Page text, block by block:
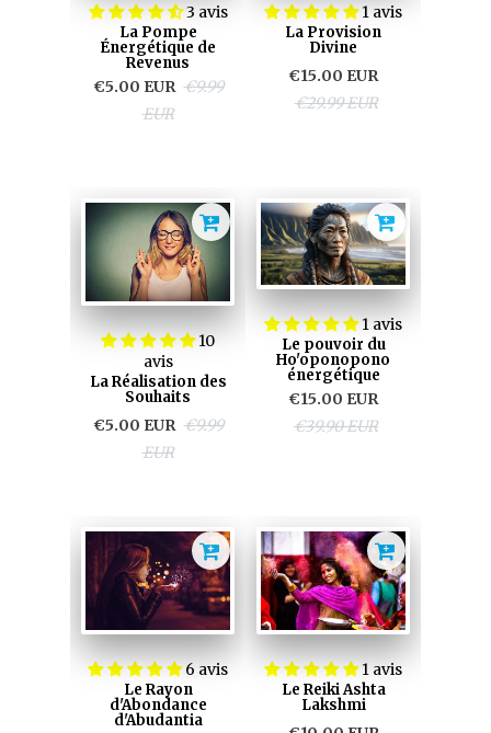
3 avis
La Pompe
Énergétique de
Revenus
€5.00 EUR €9.99
EUR
1 avis
La Provision
Divine
€15.00 EUR
€29.99 EUR
10
avis
La Réalisation des
Souhaits
€5.00 EUR €9.99
EUR
1 avis
Le pouvoir du
Ho'oponopono
énergétique
€15.00 EUR
€39.90 EUR
6 avis
Le Rayon
d'Abondance
d'Abudantia
1 avis
Le Reiki Ashta
Lakshmi